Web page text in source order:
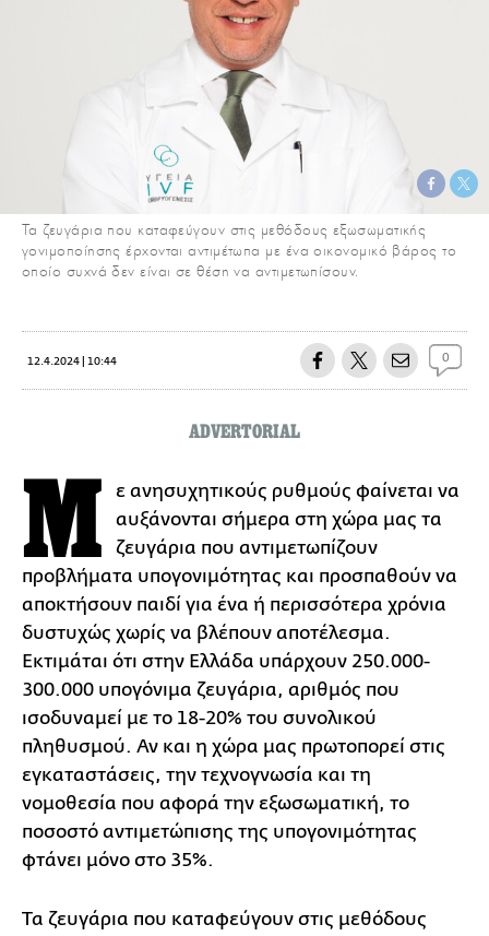
Τα ζευγάρια που καταφεύγουν στις μεθόδους εξωσωματικής
γονιμοποίησης έρχονται αντιμέτωπα με ένα οικονομικό βάρος το
οποίο συχνά δεν είναι σε θέση να αντιμετωπίσουν.
12.4.2024 | 10:44 0
ADVERTORIAL
Μ
ε ανησυχητικούς ρυθμούς φαίνεται να
αυξάνονται σήμερα στη χώρα μας τα
ζευγάρια που αντιμετωπίζουν
προβλήματα υπογονιμότητας και προσπαθούν να
αποκτήσουν παιδί για ένα ή περισσότερα χρόνια
δυστυχώς χωρίς να βλέπουν αποτέλεσμα.
Εκτιμάται ότι στην Ελλάδα υπάρχουν 250.000-
300.000 υπογόνιμα ζευγάρια, αριθμός που
ισοδυναμεί με το 18-20% του συνολικού
πληθυσμού. Αν και η χώρα μας πρωτοπορεί στις
εγκαταστάσεις, την τεχνογνωσία και τη
νομοθεσία που αφορά την εξωσωματική, το
ποσοστό αντιμετώπισης της υπογονιμότητας
φτάνει μόνο στο 35%.
Τα ζευγάρια που καταφεύγουν στις μεθόδους